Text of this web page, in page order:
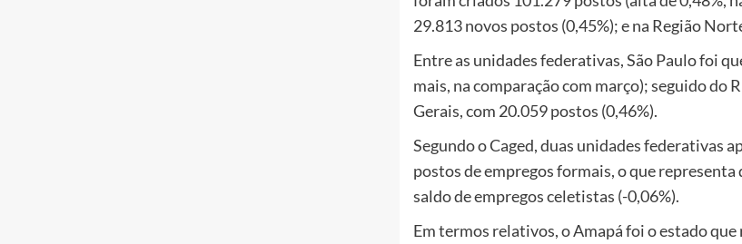
29.813 novos postos (0,45%); e na Região
Entre as unidades federativas, São Paulo foi
mais, na comparação com março); seguido do
Gerais, com 20.059 postos (0,46%).
Segundo o Caged, duas unidades federativas
postos de empregos formais, o que
saldo de empregos celetistas (-0,06%).
Em termos relativos, o Amapá foi o estado